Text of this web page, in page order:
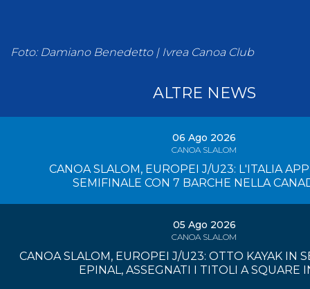
Foto: Damiano Benedetto | Ivrea Canoa Club
ALTRE NEWS
06 Ago 2026
CANOA SLALOM
CANOA SLALOM, EUROPEI J/U23: L'ITALIA
SEMIFINALE CON 7 BARCHE NELLA
05 Ago 2026
CANOA SLALOM
CANOA SLALOM, EUROPEI J/U23: OTTO KAYAK IN
EPINAL, ASSEGNATI I TITOLI A SQUARE